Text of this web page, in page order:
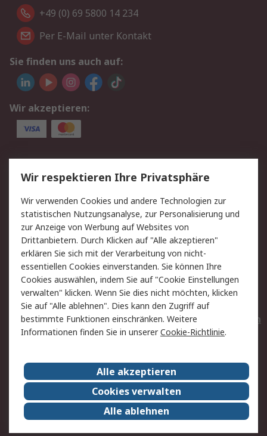
+49 (0) 69 5800 14 234
Per E-Mail unter Kontakt
Sie finden uns auch auf:
Wir akzeptieren:
Service
Value Added Services
Lieferlösungen
Rücksendungen
Kontakt
Hilfe
Privatkunden
Rechtliches
AGB
Datenschutz
Cookie-Richtlinie
Zahlungsbedingungen
Copyright/Impressum
Entsorgung
Elektrogeräte/Batterien
RS weltweit
Karriere bei RS
Nachhaltigkeit
Qualität/Umwelt/ZertifikatePresse-Center
Event-Center
Wir respektieren Ihre Privatsphäre
Wir verwenden Cookies und andere Technologien zur
statistischen Nutzungsanalyse, zur Personalisierung und
zur Anzeige von Werbung auf Websites von
Drittanbietern. Durch Klicken auf "Alle akzeptieren"
erklären Sie sich mit der Verarbeitung von nicht-
essentiellen Cookies einverstanden. Sie können Ihre
Cookies auswählen, indem Sie auf "Cookie Einstellungen
verwalten" klicken. Wenn Sie dies nicht möchten, klicken
Sie auf "Alle ablehnen". Dies kann den Zugriff auf
bestimmte Funktionen einschränken. Weitere
Informationen finden Sie in unsererCookie-Richtlinie.
Alle akzeptieren
Cookies verwalten
Alle ablehnen